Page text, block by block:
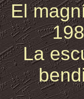
El
La